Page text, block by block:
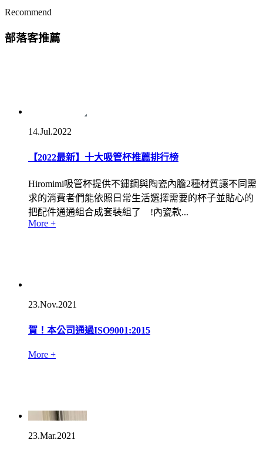
Recommend
部落客推薦
14.Jul.2022
【2022最新】十大吸管杯推薦排行榜
Hiromimi吸管杯提供不鏽鋼與陶瓷內膽2種材質讓不同需
求的消費者們能依照日常生活選擇需要的杯子並貼心的
把配件通通組合成套裝組了 !內瓷款...
More +
23.Nov.2021
賀！本公司通過ISO9001:2015
More +
23.Mar.2021